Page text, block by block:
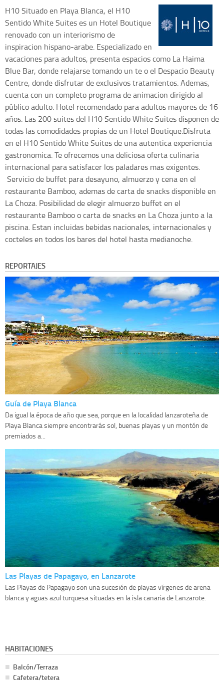
H10Situado en Playa Blanca, el H10
Sentido White Suites es un Hotel Boutique
renovado con un interiorismo de
inspiracion hispano-arabe. Especializado en
vacaciones para adultos, presenta espacios como La Haima
Blue Bar, donde relajarse tomando un te o el Despacio Beauty
Centre, donde disfrutar de exclusivos tratamientos. Ademas,
cuenta con un completo programa de animacion dirigido al
público adulto. Hotel recomendado para adultos mayores de 16
años. Las 200 suites del H10 Sentido White Suites disponen de
todas las comodidades propias de un Hotel Boutique.Disfruta
en el H10 Sentido White Suites de una autentica experiencia
gastronomica. Te ofrecemos una deliciosa oferta culinaria
internacional para satisfacer los paladares mas exigentes.​​​
Servicio de buffet para desayuno, almuerzo y cena en el
restaurante Bamboo, ademas de carta de snacks disponible en
La Choza. Posibilidad de elegir almuerzo buffet en el
restaurante Bamboo o carta de snacks en La Choza junto a la
piscina. Estan incluidas bebidas nacionales, internacionales y
cocteles en todos los bares del hotel hasta medianoche.
REPORTAJES
Guía de Playa Blanca
Da igual la época de año que sea, porque en la localidad lanzaroteña de
Playa Blanca siempre encontrarás sol, buenas playas y un montón de
premiados a...
Las Playas de Papagayo, en Lanzarote
Las Playas de Papagayo son una sucesión de playas vírgenes de arena
blanca y aguas azul turquesa situadas en la isla canaria de Lanzarote.
HABITACIONES
Balcón/Terraza
Cafetera/tetera